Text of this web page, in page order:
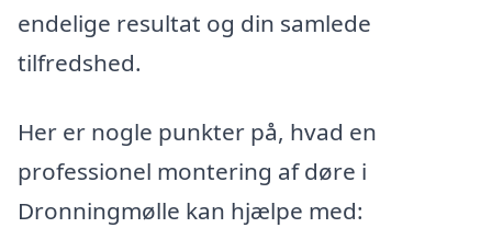
endelige resultat og din samlede
tilfredshed.
Her er nogle punkter på, hvad en
professionel montering af døre i
Dronningmølle kan hjælpe med: